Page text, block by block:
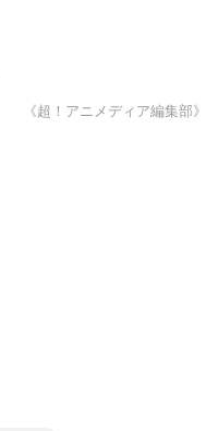
《超！アニメディア編集部》